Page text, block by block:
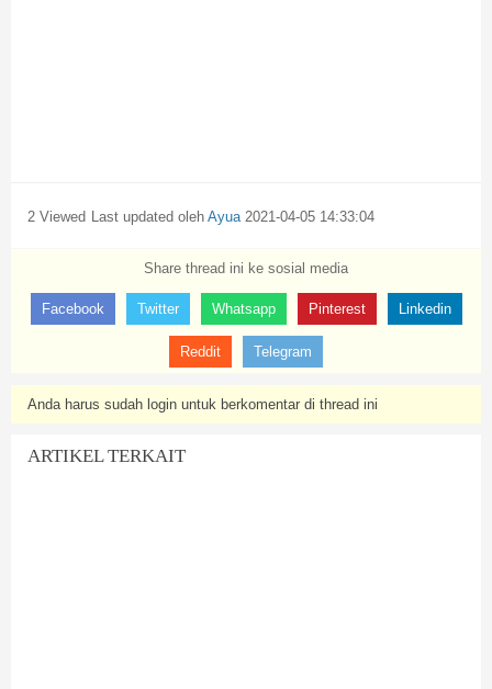
2 Viewed Last updated oleh Ayua 2021-04-05 14:33:04
Share thread ini ke sosial media
Facebook Twitter Whatsapp Pinterest Linkedin
Reddit Telegram
Anda harus sudah login untuk berkomentar di thread ini
ARTIKEL TERKAIT